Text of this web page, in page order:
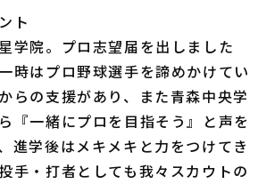
ト
学院。プロ志望届を出しました
時はプロ野球選手を諦めかけてい
らの支援があり、また青森中央学
『一緒にプロを目指そう』と声を
進学後はメキメキと力をつけてき
手・打者としても我々スカウトの